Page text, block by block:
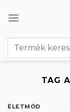
Keresés
TAG
ÉLETMÓD